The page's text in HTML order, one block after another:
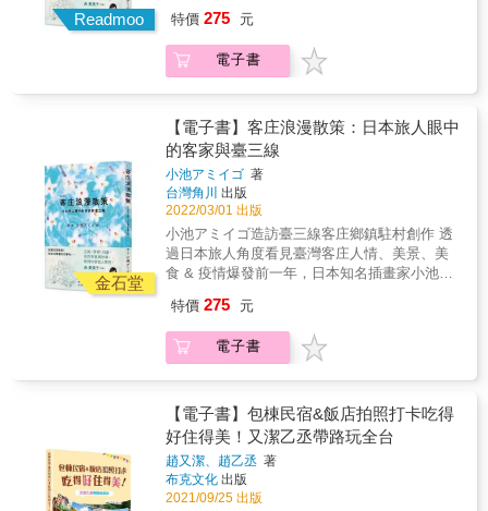
Readmoo
這趟難得的駐村體驗，讓小池深深愛上客家文
化及人物風情，過程中他親手素描繪製數百幅
插畫作品，勾勒出沿途觀察到的客庄人情、美
文字，輔以旅遊作家三枝克之介紹客家的百科
與景點資訊，讓你深入體驗日本旅人眼中的客
家文化，從日本人的角度看見不一樣的臺灣。
& &copy; Hakka Affairs Council(Taiwan)
Amigos KOIKE 2022
特價 275 元
電子書
金石堂
【電子書】客庄浪漫散策：日本旅人眼中
的客家與臺三線
小池アミイゴ 著
台灣角川 出版
2022/03/01 出版
小池アミイゴ造訪臺三線客庄鄉鎮駐村創作 透
過日本旅人角度看見臺灣客庄人情、美景、美
食 & 疫情爆發前一年，日本知名插畫家小池ア
這趟難得的駐村體驗，讓小池深深愛上客家文
化及人物風情，過程中他親手素描繪製數百幅
插畫作品，勾勒出沿途觀察到的客庄人情、美
文字，輔以旅遊作家三枝克之介紹客家的百科
與景點資訊，讓你深入體驗日本旅人眼中的客
家文化，從日本人的角度看見不一樣的臺灣。
& &copy; Hakka Affairs Council(Taiwan)
Amigos KOIKE 2022
特價 275 元
電子書
【電子書】包棟民宿&飯店拍照打卡吃得
好住得美！又潔乙丞帶路玩全台
趙又潔、趙乙丞 著
布克文化 出版
2021/09/25 出版